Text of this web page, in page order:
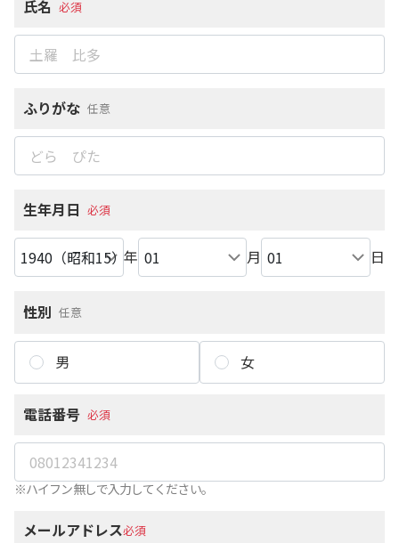
氏名 必須
ふりがな 任意
生年月日 必須
年 月 日
性別 任意
男 女
電話番号 必須
※ハイフン無しで入力してください。
メールアドレス必須